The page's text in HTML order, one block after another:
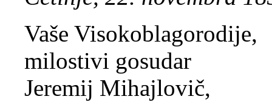
Vaše Visokoblagorodije,
milostivi gosudar
Jeremij Mihajlovič,